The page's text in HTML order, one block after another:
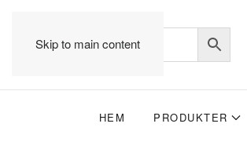
Skip to main content
HEM PRODUKTER